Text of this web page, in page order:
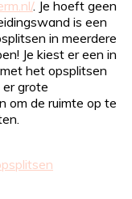
. Je hoeft geen
is een
in meerdere
Je kiest er een in
het opsplitsen
grote
om de ruimte op te